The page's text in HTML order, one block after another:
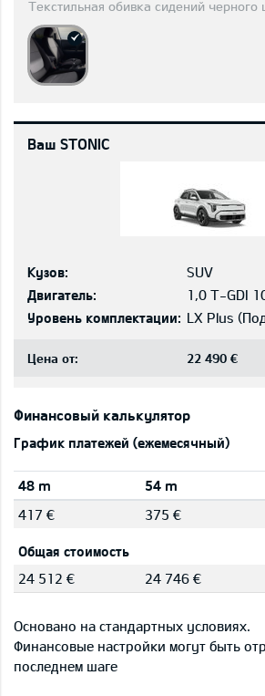
Текстильная обивка сидений черного
Ваш STONIC
Кузов:
SUV
Двигатель:
1,0 T-GDI
Уровень комплектации: LX Plus (
Цена от: 22 490 €
Финансовый калькулятор
График платежей (ежемесячный)
48 m 54 m
417 €
375 €
Общая стоимость
24 512 €
24 746 €
Основано на стандартных условиях.
Финансовые настройки могут быть
последнем шаге